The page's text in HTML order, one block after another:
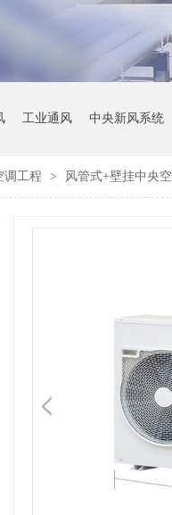
工业通风 中央新风系统
调工程 > 风管式+壁挂中央